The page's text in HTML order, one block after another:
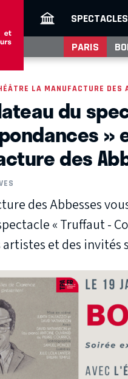
SPECTACLES
PARIS
LA MANUFACTURE DES
du
»
des
des Abbesses
« Truffaut -
artistes et des